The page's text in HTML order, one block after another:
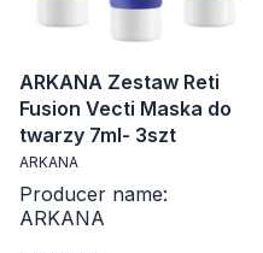
ARKANA Zestaw Reti
Fusion Vecti Maska do
twarzy 7ml- 3szt
ARKANA
Producer name:
ARKANA